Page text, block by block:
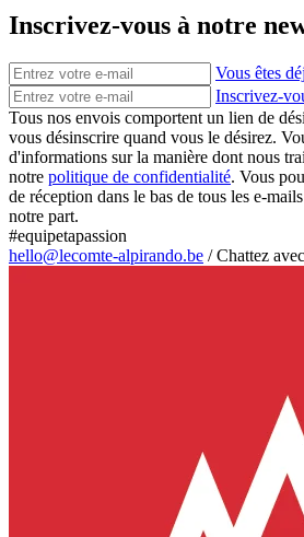
Inscrivez-vous à notre
Vous êtes
Inscrivez-
Tous nos envois comportent un lien de
vous désinscrire quand vous le désirez.
d'informations sur la manière dont nous
notre politique de confidentialité. Vous
de réception dans le bas de tous les e-
notre part.
#equipetapassion
hello@lecomte-alpirando.be /Chattez